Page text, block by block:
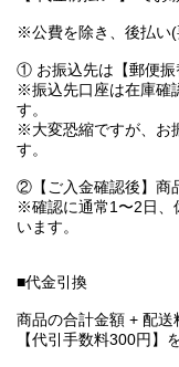
※公費を除き、後払い(
① お振込先は【郵便振
※振込先口座は在庫確
す。
※大変恐縮ですが、お
す。
②【ご入金確認後】商
※確認に通常1〜2日、
います。
■代金引換
商品の合計金額 + 配
【代引手数料300円】